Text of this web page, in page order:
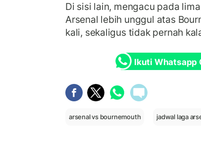
Di sisi lain, mengacu pada
Arsenal lebih unggul atas
kali, sekaligus tidak pernah
Ikuti Whatsapp
arsenal vs bournemouth jadwal laga